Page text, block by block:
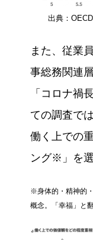
出典：
また、従業
事総務関連
「コロナ禍
ての調査では
働く上での
ング※」を
※身体的・精神的
概念。「幸福」と